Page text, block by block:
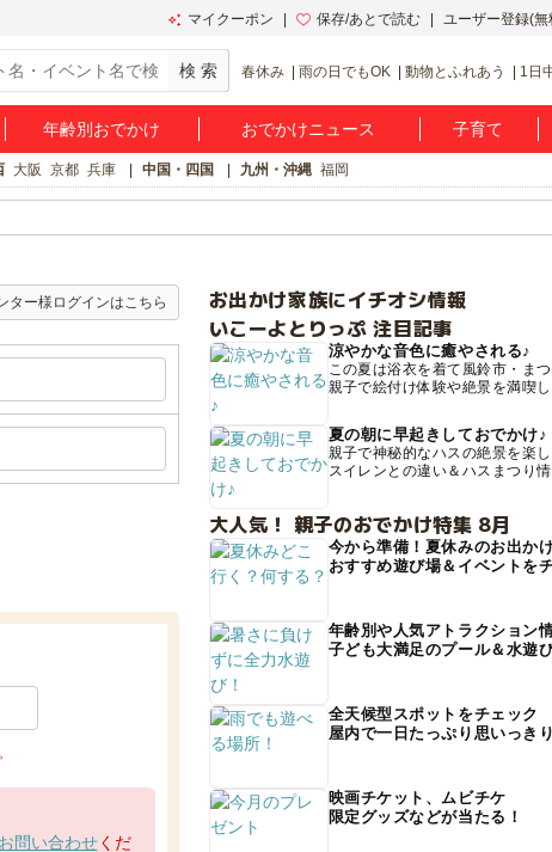
マイクーポン 保存/あとで読む ユーザー登録(無
春休み 雨の日でもOK 動物とふれあう 1日
年齢別おでかけ おでかけニュース 子育て
大阪 京都 兵庫 中国・四国 九州・沖縄 福岡
ター様ログインはこちら
問い合わせくだ
お出かけ家族にイチオシ情報
いこーよとりっぷ 注目記事
涼やかな音色に癒やされる♪
この夏は浴衣を着て風鈴市・まつ
親子で絵付け体験や絶景を満喫し
夏の朝に早起きしておでかけ♪
親子で神秘的なハスの絶景を楽し
スイレンとの違い＆ハスまつり情
大人気！ 親子のおでかけ特集 8月
今から準備！夏休みのお出か
おすすめ遊び場＆イベントを
年齢別や人気アトラクション
子ども大満足のプール＆水遊
全天候型スポットをチェック
屋内で一日たっぷり思いっき
映画チケット、ムビチケ
限定グッズなどが当たる！